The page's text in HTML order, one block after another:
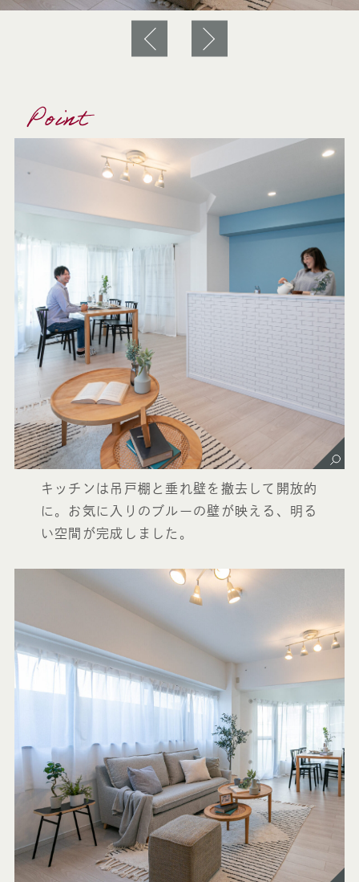
Point
キッチンは吊戸棚と垂れ壁を撤去して開放的
に。お気に入りのブルーの壁が映える、明る
い空間が完成しました。